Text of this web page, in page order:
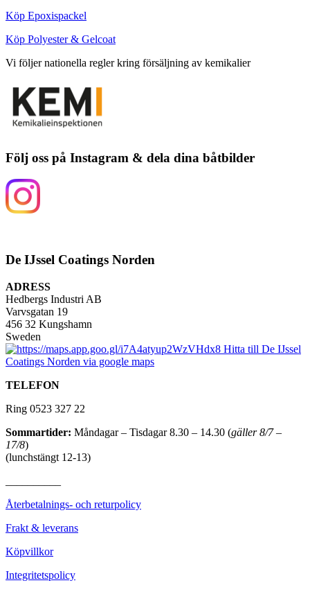
Köp Epoxispackel
Köp Polyester & Gelcoat
Vi följer nationella regler kring försäljning av kemikalier
Följ oss på Instagram & dela dina båtbilder
De IJssel Coatings Norden
ADRESS
Hedbergs Industri AB
Varvsgatan 19
456 32 Kungshamn
Sweden
TELEFON
Ring 0523 327 22
Sommartider: Måndagar – Tisdagar 8.30 – 14.30 (gäller 8/7 –
17/8)
(lunchstängt 12-13)
Återbetalnings- och returpolicy
Frakt & leverans
Köpvillkor
Integritetspolicy